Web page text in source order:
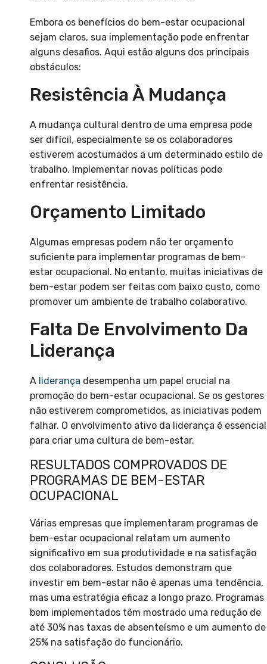
Embora os benefícios do bem-estar ocupacional
sejam claros, sua implementação pode enfrentar
alguns desafios. Aqui estão alguns dos principais
obstáculos:
Resistência À Mudança
A mudança cultural dentro de uma empresa pode
ser difícil, especialmente se os colaboradores
estiverem acostumados a um determinado estilo de
trabalho. Implementar novas políticas pode
enfrentar resistência.
Orçamento Limitado
Algumas empresas podem não ter orçamento
suficiente para implementar programas de bem-
estar ocupacional. No entanto, muitas iniciativas de
bem-estar podem ser feitas com baixo custo, como
promover um ambiente de trabalho colaborativo.
Falta De Envolvimento Da
Liderança
A liderança desempenha um papel crucial na
promoção do bem-estar ocupacional. Se os gestores
não estiverem comprometidos, as iniciativas podem
falhar. O envolvimento ativo da liderança é essencial
para criar uma cultura de bem-estar.
RESULTADOS COMPROVADOS DE
PROGRAMAS DE BEM-ESTAR
OCUPACIONAL
Várias empresas que implementaram programas de
bem-estar ocupacional relatam um aumento
significativo em sua produtividade e na satisfação
dos colaboradores. Estudos demonstram que
investir em bem-estar não é apenas uma tendência,
mas uma estratégia eficaz a longo prazo. Programas
bem implementados têm mostrado uma redução de
até 30% nas taxas de absenteísmo e um aumento de
25% na satisfação do funcionário.